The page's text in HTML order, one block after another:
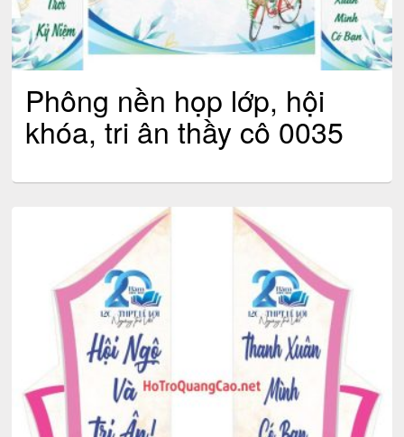
Phông nền họp lớp, hội
khóa, tri ân thầy cô 0035